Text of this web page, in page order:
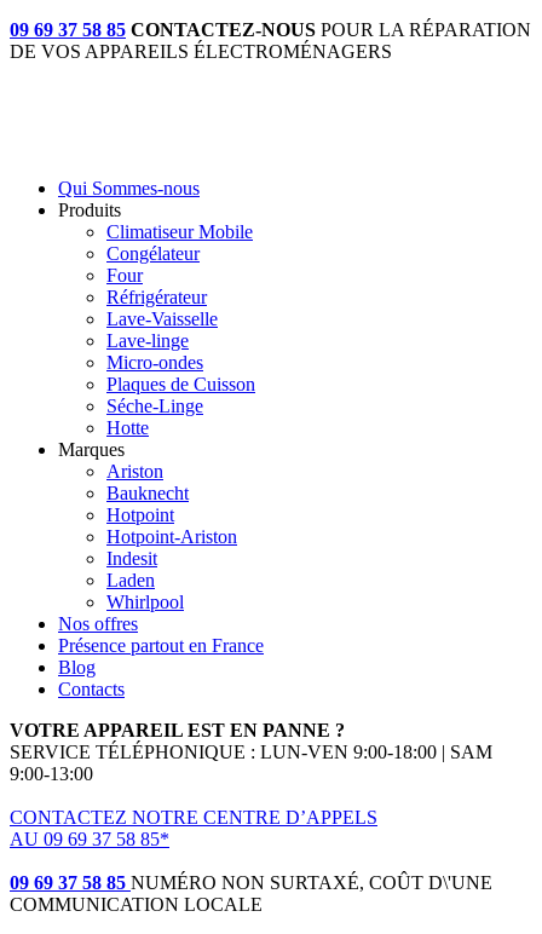
09 69 37 58 85 CONTACTEZ-NOUS POUR LA RÉPARATION
DE VOS APPAREILS ÉLECTROMÉNAGERS
Qui Sommes-nous
Produits
Climatiseur Mobile
Congélateur
Four
Réfrigérateur
Lave-Vaisselle
Lave-linge
Micro-ondes
Plaques de Cuisson
Séche-Linge
Hotte
Marques
Ariston
Bauknecht
Hotpoint
Hotpoint-Ariston
Indesit
Laden
Whirlpool
Nos offres
Présence partout en France
Blog
Contacts
VOTRE APPAREIL EST EN PANNE ?
SERVICE TÉLÉPHONIQUE : LUN-VEN 9:00-18:00 | SAM
9:00-13:00
CONTACTEZ NOTRE CENTRE D’APPELS
AU 09 69 37 58 85*
09 69 37 58 85 NUMÉRO NON SURTAXÉ, COÛT D\'UNE
COMMUNICATION LOCALE